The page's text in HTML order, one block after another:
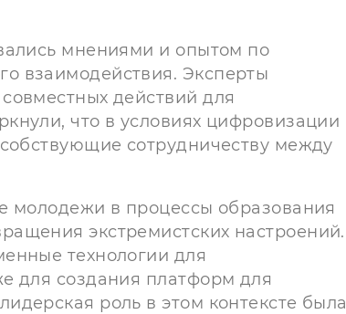
мнениями и опытом по
взаимодействия. Эксперты
действий для
что в условиях цифровизации
сотрудничеству между
молодежи в процессы образования
экстремистских настроений.
технологии для
для создания платформ для
роль в этом контексте была